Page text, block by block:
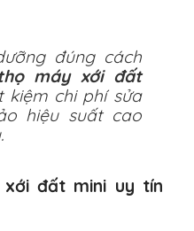
đúng cách
máy xới đất
kiệm chi phí sửa
hiệu suất cao
đất mini uy tín